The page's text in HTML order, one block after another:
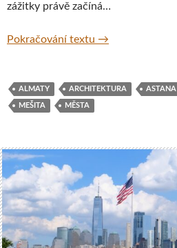
zážitky právě začíná…
Pokračování textu Na týden do
→
ALMATY ARCHITEKTURA ASTANA
MEŠITA MĚSTA